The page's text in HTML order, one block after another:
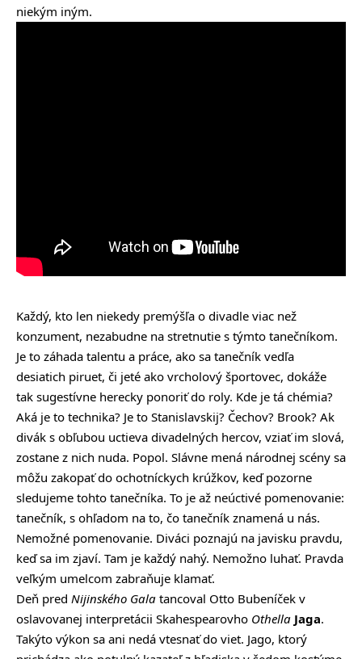
niekým iným.
Každý, kto len niekedy premýšľa o divadle viac než
konzument, nezabudne na stretnutie s týmto tanečníkom.
Je to záhada talentu a práce, ako sa tanečník vedľa
desiatich piruet, či jeté ako vrcholový športovec, dokáže
tak sugestívne herecky ponoriť do roly. Kde je tá chémia?
Aká je to technika? Je to Stanislavskij? Čechov? Brook? Ak
divák s obľubou uctieva divadelných hercov, vziať im slová,
zostane z nich nuda. Popol. Slávne mená národnej scény sa
môžu zakopať do ochotníckych krúžkov, keď pozorne
sledujeme tohto tanečníka. To je až neúctivé pomenovanie:
tanečník, s ohľadom na to, čo tanečník znamená u nás.
Nemožné pomenovanie. Diváci poznajú na javisku pravdu,
keď sa im zjaví. Tam je každý nahý. Nemožno luhať. Pravda
veľkým umelcom zabraňuje klamať.
Deň pred Nijinského Gala tancoval Otto Bubeníček v
oslavovanej interpretácii Skahespearovho Othella Jaga.
Takýto výkon sa ani nedá vtesnať do viet. Jago, ktorý